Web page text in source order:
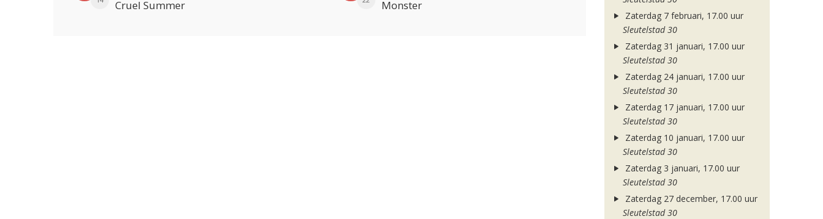
Cruel Summer Monster
Zaterdag 7 februari, 17.00 uur
Sleutelstad 30
Zaterdag 31 januari, 17.00 uur
Sleutelstad 30
Zaterdag 24 januari, 17.00 uur
Sleutelstad 30
Zaterdag 17 januari, 17.00 uur
Sleutelstad 30
Zaterdag 10 januari, 17.00 uur
Sleutelstad 30
Zaterdag 3 januari, 17.00 uur
Sleutelstad 30
Zaterdag 27 december, 17.00 uur
Sleutelstad 30